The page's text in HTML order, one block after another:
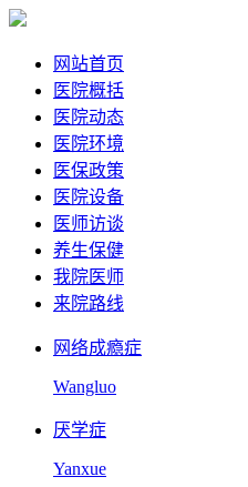
网站首页
医院概括
医院动态
医院环境
医保政策
医院设备
医师访谈
养生保健
我院医师
来院路线
网络成瘾症
Wangluo
厌学症
Yanxue